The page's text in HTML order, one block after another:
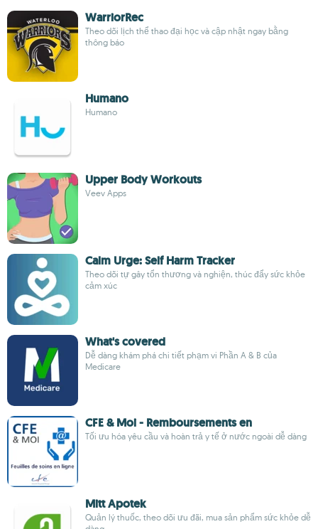
WarriorRec
Theo dõi lịch thể thao đại học và cập nhật ngay bằng
thông báo
Humano
Humano
Upper Body Workouts
Veev Apps
Calm Urge: Self Harm Tracker
Theo dõi tự gây tổn thương và nghiện, thúc đẩy sức khỏe
cảm xúc
What's covered
Dễ dàng khám phá chi tiết phạm vi Phần A & B của
Medicare
CFE & Moi - Remboursements en
Tối ưu hóa yêu cầu và hoàn trả y tế ở nước ngoài dễ dàng
Mitt Apotek
Quản lý thuốc, theo dõi ưu đãi, mua sản phẩm sức khỏe dễ